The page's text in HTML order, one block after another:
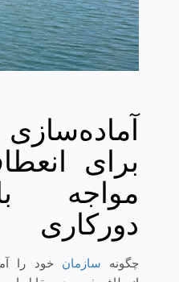
برای
مواجه
دورکاری
چگونه سازمان خود را